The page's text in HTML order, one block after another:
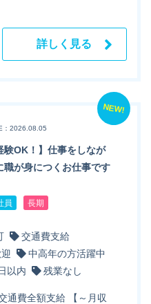
詳しく見る
NEW!
：2026.08.05
験OK！】仕事をしなが
職が身につくお仕事です
員 長期
交通費支給
中高年の方活躍中
以内 残業なし
通費全額支給 【～月収